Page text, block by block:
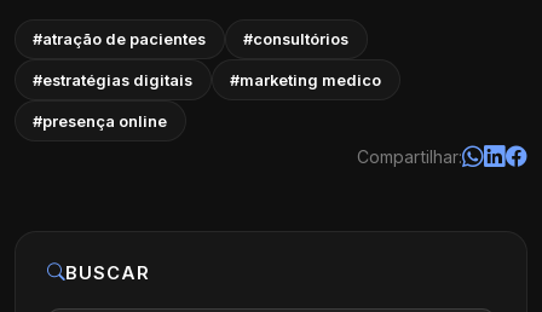
#atração de pacientes #consultórios
#estratégias digitais #marketing medico
#presença online
Compartilhar:
BUSCAR